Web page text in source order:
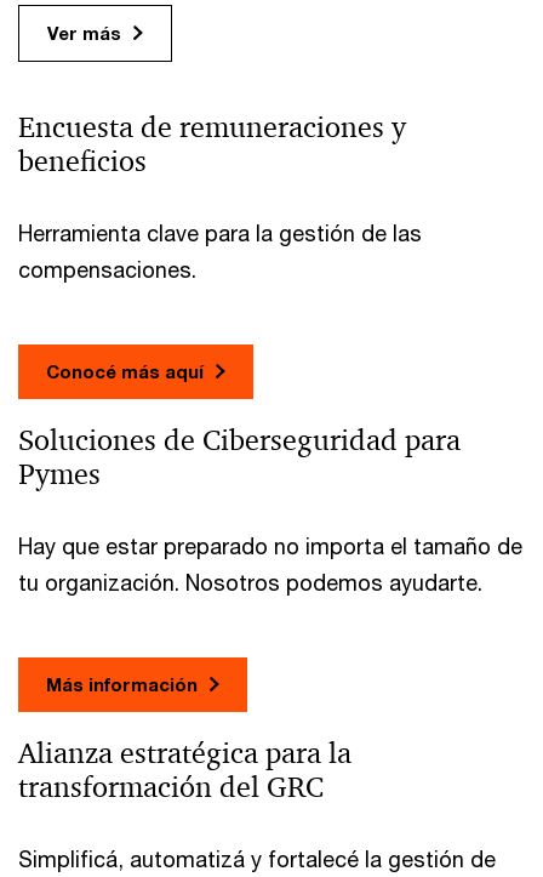
Ver más
Encuesta de remuneraciones y
beneficios
Herramienta clave para la gestión de las
compensaciones.
Conocé más aquí
Soluciones de Ciberseguridad para
Pymes
Hay que estar preparado no importa el tamaño de
tu organización. Nosotros podemos ayudarte.
Más información
Alianza estratégica para la
transformación del GRC
Simplificá, automatizá y fortalecé la gestión de